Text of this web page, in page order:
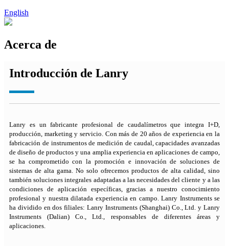
English
Acerca de
Introducción de Lanry
Lanry es un fabricante profesional de caudalímetros que integra I+D,
producción, marketing y servicio. Con más de 20 años de experiencia en la
fabricación de instrumentos de medición de caudal, capacidades avanzadas
de diseño de productos y una amplia experiencia en aplicaciones de campo,
se ha comprometido con la promoción e innovación de soluciones de
sistemas de alta gama. No solo ofrecemos productos de alta calidad, sino
también soluciones integrales adaptadas a las necesidades del cliente y a las
condiciones de aplicación específicas, gracias a nuestro conocimiento
profesional y nuestra dilatada experiencia en campo. Lanry Instruments se
ha dividido en dos filiales: Lanry Instruments (Shanghai) Co., Ltd. y Lanry
Instruments (Dalian) Co., Ltd., responsables de diferentes áreas y
aplicaciones.